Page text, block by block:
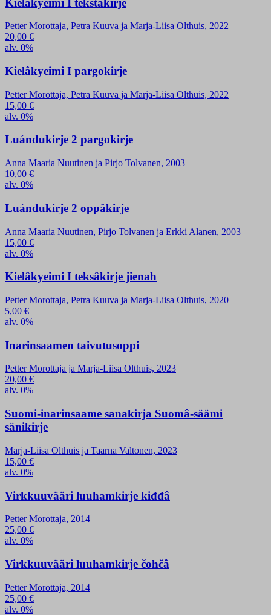
Petter Morottaja, Petra Kuuva ja Marja-Liisa Olthuis, 2022
20,00 €
alv. 0%
Kielâkyeimi I pargokirje
Petter Morottaja, Petra Kuuva ja Marja-Liisa Olthuis, 2022
15,00 €
alv. 0%
Luándukirje 2 pargokirje
Anna Maaria Nuutinen ja Pirjo Tolvanen, 2003
10,00 €
alv. 0%
Luándukirje 2 oppâkirje
Anna Maaria Nuutinen, Pirjo Tolvanen ja Erkki Alanen, 2003
15,00 €
alv. 0%
Kielâkyeimi I teksâkirje jienah
Petter Morottaja, Petra Kuuva ja Marja-Liisa Olthuis, 2020
5,00 €
alv. 0%
Inarinsaamen taivutusoppi
Petter Morottaja ja Marja-Liisa Olthuis, 2023
20,00 €
alv. 0%
Suomi-inarinsaame sanakirja Suomâ-säämi
sänikirje
Marja-Liisa Olthuis ja Taarna Valtonen, 2023
15,00 €
alv. 0%
Virkkuuvääri luuhamkirje kiđđâ
Petter Morottaja, 2014
25,00 €
alv. 0%
Virkkuuvääri luuhamkirje čohčâ
Petter Morottaja, 2014
25,00 €
alv. 0%